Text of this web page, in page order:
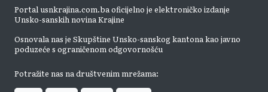
Portal usnkrajina.com.ba oficijelno je elektroničko izdanje
Unsko-sanskih novina Krajine
Osnovala nas je Skupštine Unsko-sanskog kantona kao javno
poduzeće s ograničenom odgovornošću
Potražite nas na društvenim mrežama: